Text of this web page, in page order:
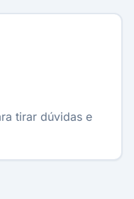
tirar dúvidas e